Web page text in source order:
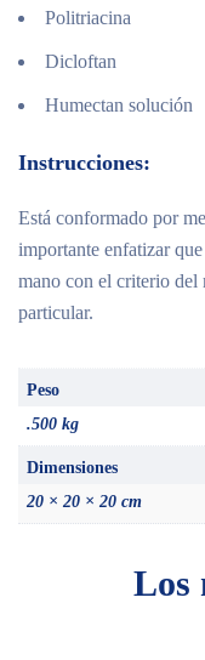
Politriacina
Dicloftan
Humectan solución
Instrucciones:
Está conformado por
importante enfatizar
mano con el criterio del
particular.
Peso
.500 kg
Dimensiones
20 × 20 × 20 cm
Los